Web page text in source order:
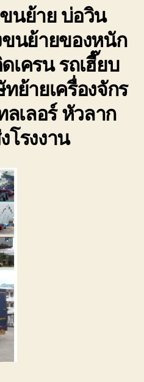
บ่อ
วิน
มี
นย้าย บ่อวิน
นย้ายของหนัก
ครน รถเฮี๊ยบ
ย้ายเครื่องจักร
ลเลอร์ หัวลาก
โรงงาน